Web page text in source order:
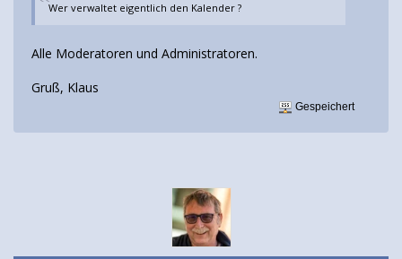
Wer verwaltet eigentlich den Kalender ?
Alle Moderatoren und Administratoren.
Gruß, Klaus
Gespeichert